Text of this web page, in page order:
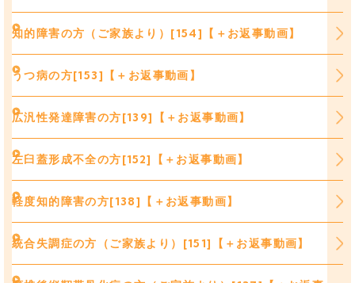
知的障害の方（ご家族より）[154]【＋お返事動画】
うつ病の方[153]【＋お返事動画】
広汎性発達障害の方[139]【＋お返事動画】
左臼蓋形成不全の方[152]【＋お返事動画】
軽度知的障害の方[138]【＋お返事動画】
統合失調症の方（ご家族より）[151]【＋お返事動画】